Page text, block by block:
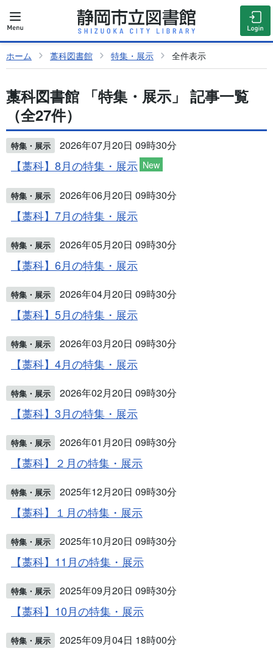
ホーム 藁科図書館 特集・展示 全件表示
藁科図書館 「特集・展示」 記事一覧
（全27件）
特集・展示 2026年07月20日 09時30分
【藁科】8月の特集・展示 New
特集・展示 2026年06月20日 09時30分
【藁科】7月の特集・展示
特集・展示 2026年05月20日 09時30分
【藁科】6月の特集・展示
特集・展示 2026年04月20日 09時30分
【藁科】5月の特集・展示
特集・展示 2026年03月20日 09時30分
【藁科】4月の特集・展示
特集・展示 2026年02月20日 09時30分
【藁科】3月の特集・展示
特集・展示 2026年01月20日 09時30分
【藁科】２月の特集・展示
特集・展示 2025年12月20日 09時30分
【藁科】１月の特集・展示
特集・展示 2025年10月20日 09時30分
【藁科】11月の特集・展示
特集・展示 2025年09月20日 09時30分
【藁科】10月の特集・展示
特集・展示 2025年09月04日 18時00分